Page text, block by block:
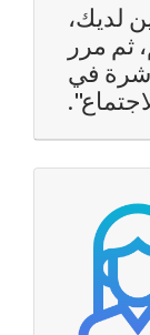
لديك،
ثم مرر
في